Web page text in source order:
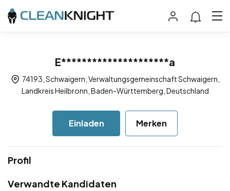
E*********************a
74193, Schwaigern, Verwaltungsgemeinschaft Schwaigern,
Landkreis Heilbronn, Baden-Württemberg, Deutschland
Einladen Merken
Profil
Verwandte Kandidaten